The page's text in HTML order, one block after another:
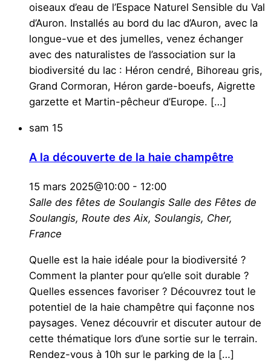
oiseaux d’eau de l’Espace Naturel Sensible du Val
d’Auron. Installés au bord du lac d’Auron, avec la
longue-vue et des jumelles, venez échanger
avec des naturalistes de l’association sur la
biodiversité du lac : Héron cendré, Bihoreau gris,
Grand Cormoran, Héron garde-boeufs, Aigrette
garzette et Martin-pêcheur d’Europe. […]
sam 15
A la découverte de la haie champêtre
15 mars 2025@10:00 - 12:00
Salle des fêtes de Soulangis Salle des Fêtes de
Soulangis, Route des Aix, Soulangis, Cher,
France
Quelle est la haie idéale pour la biodiversité ?
Comment la planter pour qu’elle soit durable ?
Quelles essences favoriser ? Découvrez tout le
potentiel de la haie champêtre qui façonne nos
paysages. Venez découvrir et discuter autour de
cette thématique lors d’une sortie sur le terrain.
Rendez-vous à 10h sur le parking de la […]